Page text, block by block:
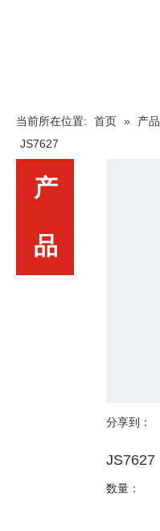
当前所在位置: 首页 » 产品
JS7627
产
品
分享到：
JS7627
数量：